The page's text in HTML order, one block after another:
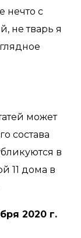
нечто с
не тварь я
может
состава
в
11 дома в
2020 г.